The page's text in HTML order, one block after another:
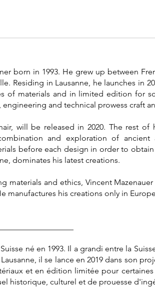
born in 1993. He grew up between
Residing in Lausanne, he launches in
of materials and in limited edition for
and technical prowess craft
will be released in 2020. The rest
and exploration of ancient
before each design in order to
dominates his latest creations.
materials and ethics, Vincent
his creations only in
né en 1993. Il a grandi entre la
Lausanne, il se lance en 2019 dans son
et en édition limitée pour
historique, culturel et de prouesse